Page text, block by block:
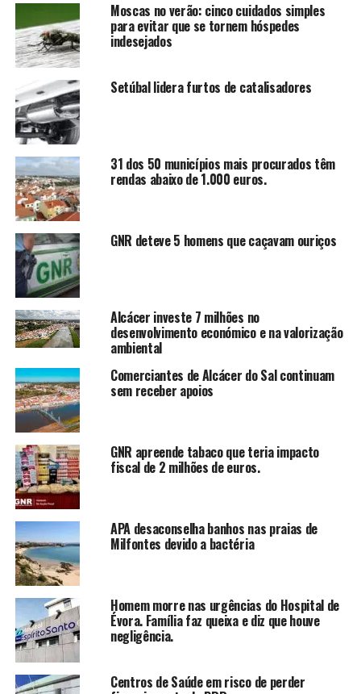
Moscas no verão: cinco cuidados simples
para evitar que se tornem hóspedes
indesejados
Setúbal lidera furtos de catalisadores
31 dos 50 municípios mais procurados têm
rendas abaixo de 1.000 euros.
GNR deteve 5 homens que caçavam ouriços
Alcácer investe 7 milhões no
desenvolvimento económico e na valorização
ambiental
Comerciantes de Alcácer do Sal continuam
sem receber apoios
GNR apreende tabaco que teria impacto
fiscal de 2 milhões de euros.
APA desaconselha banhos nas praias de
Milfontes devido a bactéria
Homem morre nas urgências do Hospital de
Évora. Família faz queixa e diz que houve
negligência.
Centros de Saúde em risco de perder